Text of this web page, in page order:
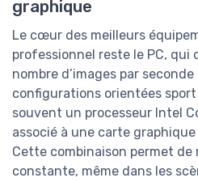
graphique
Le cœur des meilleurs
professionnel reste le PC, qui
nombre d’images par
configurations orientées
souvent un processeur Intel
associé à une carte
Cette combinaison permet
constante, même dans les